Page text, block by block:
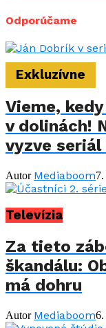
Odporúčame
Exkluzívne
Vieme,
v dolinách!
vyzve
Autor Mediaboom
Televízia
Za tieto
škandálu:
má dohru
Autor Mediaboom6.